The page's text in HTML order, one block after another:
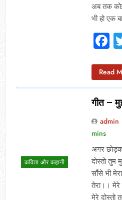
अब तक
भी हो एक
Read
कविता और कहानी
गीत –
admin
mins
अगर
दोस्तो तुम
साँसे भी
तेरा।। मेरे
मेरे दोस्तो